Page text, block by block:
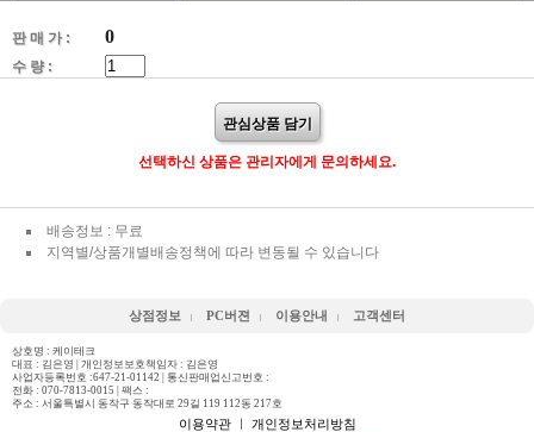
판 매 가 : 0
수 량 :
관심상품 담기
선택하신 상품은 관리자에게 문의하세요.
배송정보 : 무료
지역별/상품개별배송정책에 따라 변동될 수 있습니다
상점정보 PC버젼 이용안내 고객센터
상호명 : 케이테크
대표 : 김은영 | 개인정보보호책임자 : 김은영
사업자등록번호 :647-21-01142 | 통신판매업신고번호 :
전화 : 070-7813-0015 | 팩스 :
주소 : 서울특별시 동작구 동작대로 29길 119 112동 217호
이용약관ㅣ 개인정보처리방침